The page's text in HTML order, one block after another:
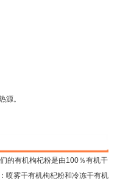
源。
的有机枸杞粉是由100％有机干
喷雾干有机枸杞粉和冷冻干有机